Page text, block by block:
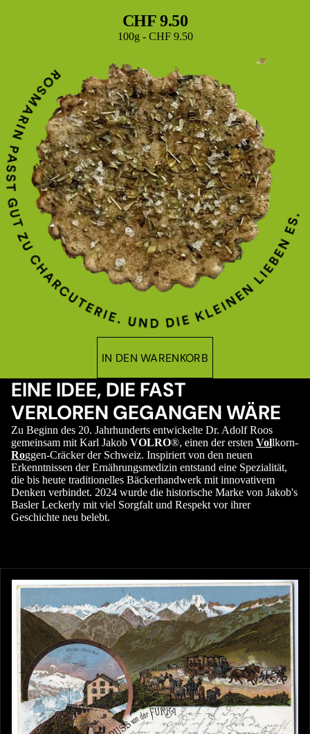
CHF 9.50
Grundpreis
100g - CHF 9.50
IN DEN WARENKORB
EINE IDEE, DIE FAST
VERLOREN GEGANGEN WÄRE
Zu Beginn des 20. Jahrhunderts entwickelte Dr. Adolf Roos
gemeinsam mit Karl Jakob VOLRO®, einen der ersten Vollkorn-
Roggen-Cräcker der Schweiz. Inspiriert von den neuen
Erkenntnissen der Ernährungsmedizin entstand eine Spezialität,
die bis heute traditionelles Bäckerhandwerk mit innovativem
Denken verbindet. 2024 wurde die historische Marke von Jakob's
Basler Leckerly mit viel Sorgfalt und Respekt vor ihrer
Geschichte neu belebt.